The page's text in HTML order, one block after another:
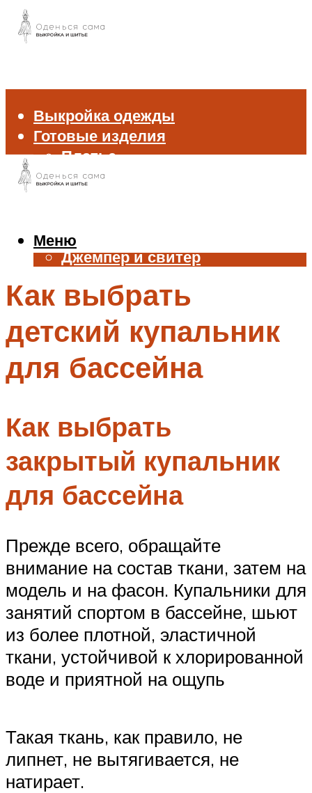
Выкройка одежды
Готовые изделия
Платье
Брюки
Жилет
Джемпер и свитер
Аксессуары
Меню
Меню
Как выбрать
детский купальник
для бассейна
Как выбрать
закрытый купальник
для бассейна
Прежде всего, обращайте
внимание на состав ткани, затем на
модель и на фасон. Купальники для
занятий спортом в бассейне, шьют
из более плотной, эластичной
ткани, устойчивой к хлорированной
воде и приятной на ощупь
Такая ткань, как правило, не
липнет, не вытягивается, не
натирает.